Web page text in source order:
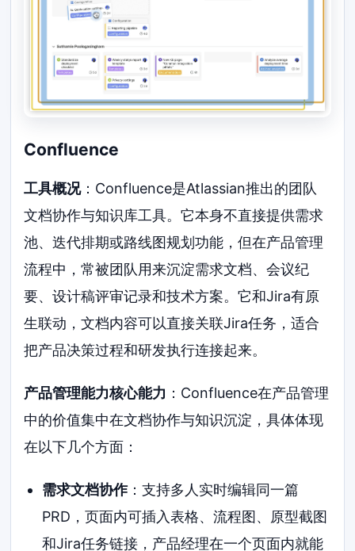
Confluence
工具概况：Confluence是Atlassian推出的团队
文档协作与知识库工具。它本身不直接提供需求
池、迭代排期或路线图规划功能，但在产品管理
流程中，常被团队用来沉淀需求文档、会议纪
要、设计稿评审记录和技术方案。它和Jira有原
生联动，文档内容可以直接关联Jira任务，适合
把产品决策过程和研发执行连接起来。
产品管理能力核心能力 ：Confluence在产品管理
中的价值集中在文档协作与知识沉淀，具体体现
在以下几个方面：
需求文档协作：支持多人实时编辑同一篇
PRD，页面内可插入表格、流程图、原型截图
和Jira任务链接，产品经理在一个页面内就能